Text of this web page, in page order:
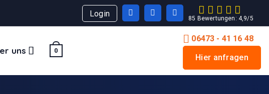
uns 0
06473 - 41 16 48
Hier anfragen